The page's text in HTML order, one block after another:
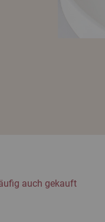
auch gekauft